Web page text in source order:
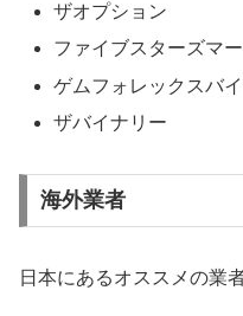
ザオプション
ファイブスターズマ
ゲムフォレックスバ
ザバイナリー
海外業者
日本にあるオススメの業